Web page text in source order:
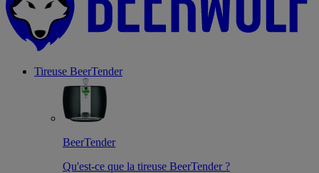
Tireuse BeerTender
BeerTender
Qu'est-ce que la tireuse BeerTender ?